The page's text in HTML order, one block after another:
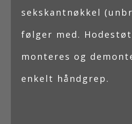
sekskantnøkkel
følger med.
monteres og
enkelt håndgrep.